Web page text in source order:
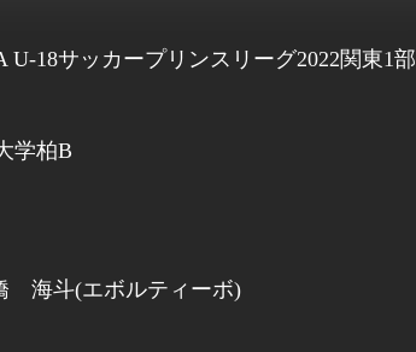
U-18サッカープリンスリーグ2022関東1部
学柏B
海斗(エボルティーボ)